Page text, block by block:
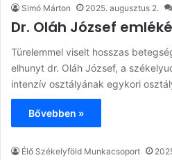
Simó Márton 2025. augusztus 2.
Dr. Oláh József
Türelemmel viselt hosszas
elhunyt dr. Oláh József, a
intenzív osztályának egykori
Bővebben »
Élő Székelyföld Munkacsoport